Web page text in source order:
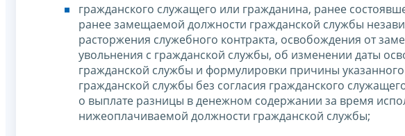
гражданского служащего или гражданина, ранее
ранее замещаемой должности гражданской службы
расторжения служебного контракта, освобождения от
увольнения с гражданской службы, об изменении даты
гражданской службы и формулировки причины
гражданской службы без согласия гражданского
о выплате разницы в денежном содержании за время
нижеоплачиваемой должности гражданской службы;